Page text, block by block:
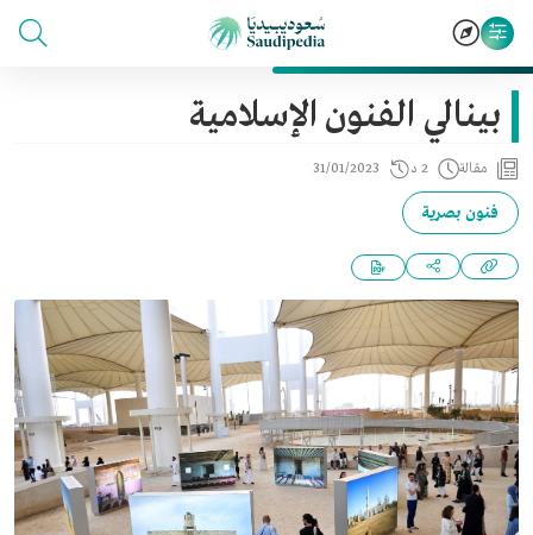
بينالي الفنون الإسلامية
مقالة 2 د 31/01/2023
فنون بصرية